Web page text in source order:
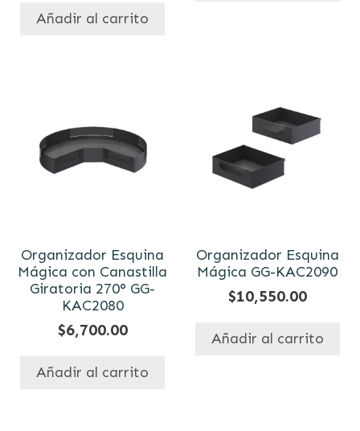
Añadir al carrito
Organizador Esquina
Mágica con Canastilla
Giratoria 270° GG-
KAC2080
$6,700.00
Añadir al carrito
Organizador Esquina
Mágica GG-KAC2090
$10,550.00
Añadir al carrito